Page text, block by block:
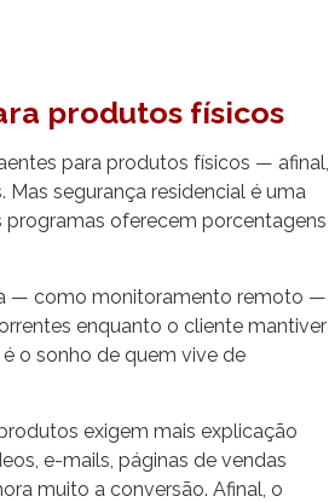
produtos físicos
para produtos físicos — afinal,
segurança residencial é uma
oferecem porcentagens
— como monitoramento remoto —
enquanto o cliente mantiver
o sonho de quem vive de
exigem mais explicação
e-mails, páginas de vendas
muito a conversão. Afinal, o